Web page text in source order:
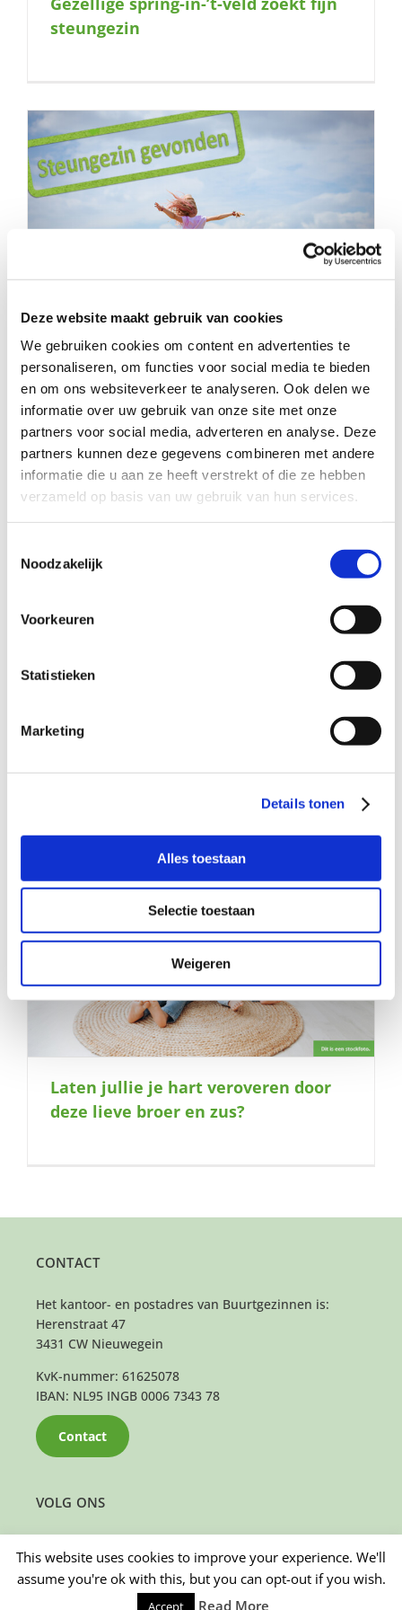
Deze website maakt gebruik van cookies
We gebruiken cookies om content en advertenties te
personaliseren, om functies voor social media te bieden
en om ons websiteverkeer te analyseren. Ook delen we
informatie over uw gebruik van onze site met onze
partners voor social media, adverteren en analyse. Deze
partners kunnen deze gegevens combineren met andere
informatie die u aan ze heeft verstrekt of die ze hebben
verzameld op basis van uw gebruik van hun services.
Noodzakelijk
Voorkeuren
Statistieken
Marketing
Details tonen
Alles toestaan
Selectie toestaan
Weigeren
naar:
steungezin
Swingen jullie met haar mee?
Steungezin voor meisje van 13
Voetballer zoekt warm steungezin
Laten jullie je hart veroveren door
deze lieve broer en zus?
VOLG ONS
CONTACT
Het kantoor- en postadres van Buurtgezinnen is:
Herenstraat 47
3431 CW Nieuwegein
KvK-nummer: 61625078
IBAN: NL95 INGB 0006 7343 78
Contact
This website uses cookies to improve your experience. We'll
assume you're ok with this, but you can opt-out if you wish.
Accept Read More